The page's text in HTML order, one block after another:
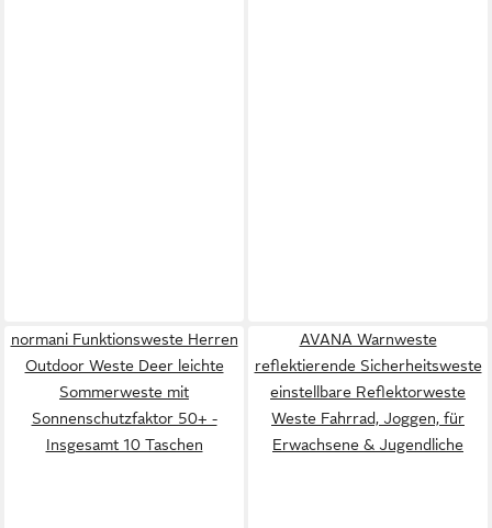
normani Funktionsweste Herren
Outdoor Weste Deer leichte
Sommerweste mit
Sonnenschutzfaktor 50+ -
Insgesamt 10 Taschen
AVANA Warnweste
reflektierende Sicherheitsweste
einstellbare Reflektorweste
Weste Fahrrad, Joggen, für
Erwachsene & Jugendliche